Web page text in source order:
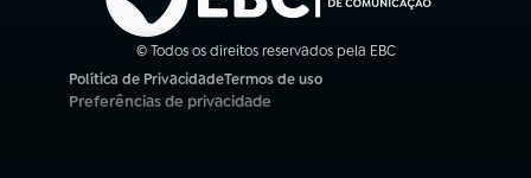
© Todos os direitos reservados pela EBC
Política de Privacidade
(abre em nova aba)
Termos de uso
(abre em nova aba)
Preferências de privacidade